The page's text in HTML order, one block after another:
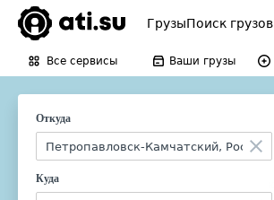
ГрузыПоиск грузов
Все сервисы Ваши грузы
Откуда
Куда